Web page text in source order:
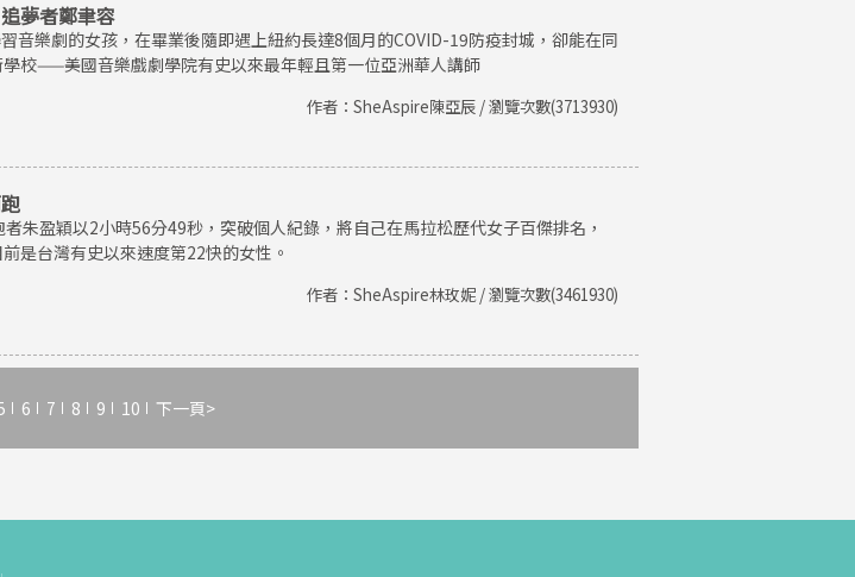
夢者鄭聿容
音樂劇的女孩，在畢業後隨即遇上紐約長達8個月的COVID-19防疫封城，卻能在同
校——美國音樂戲劇學院有史以來最年輕且第一位亞洲華人講師
作者：SheAspire陳亞辰 / 瀏覽次數(3713930)
朱盈穎以2小時56分49秒，突破個人紀錄，將自己在馬拉松歷代女子百傑排名，
是台灣有史以來速度第22快的女性。
作者：SheAspire林玫妮 / 瀏覽次數(3461930)
6 7 8 9 10 下一頁>